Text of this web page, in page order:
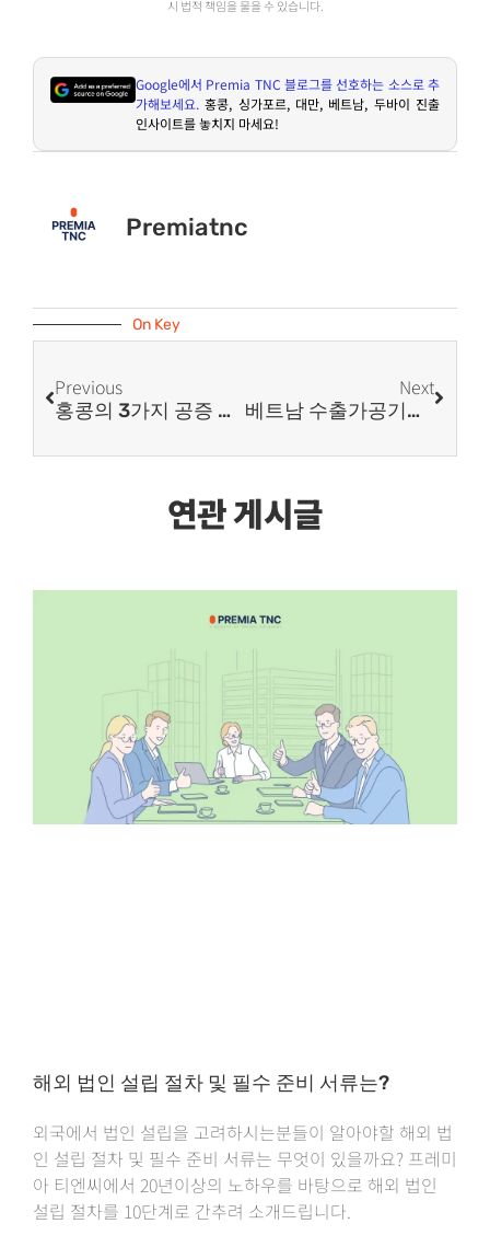
시 법적 책임을 물을 수 있습니다.
Google에서 Premia TNC블로그를 선호하는 소스로 추
가해보세요. 홍콩, 싱가포르, 대만, 베트남, 두바이 진출
인사이트를 놓치지 마세요!
Premiatnc
On Key
Previous
홍콩의 3가지 공증 방식: 변호사 공증, 아포스티유 및 영사 인증
Next
베트남 수출가공기업 EPE, 세제 혜택보다 중요한 사업 구조와 운영 체계
연관 게시글
해외 법인 설립 절차 및 필수 준비 서류는?
외국에서 법인 설립을 고려하시는분들이 알아야할 해외 법
인 설립 절차 및 필수 준비 서류는 무엇이 있을까요? 프레미
아 티엔씨에서 20년이상의 노하우를 바탕으로 해외 법인
설립 절차를 10단계로 간추려 소개드립니다.